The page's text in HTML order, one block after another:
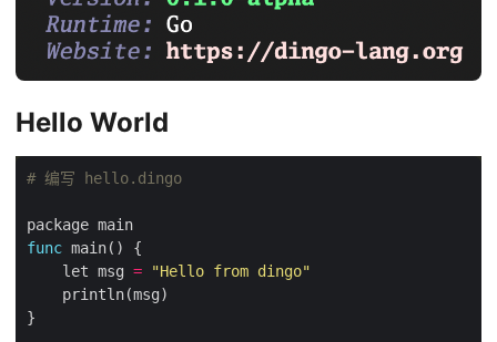
Hello World
# 编写 hello.dingo
func
    let msg
=
"Hello from dingo"